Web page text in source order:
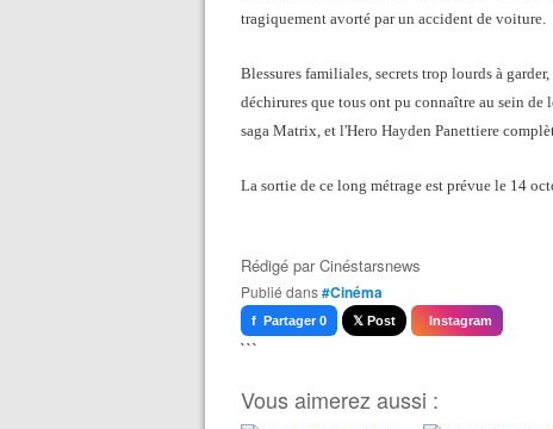
tragiquement avorté par un accident de voiture.
Blessures familiales, secrets trop lourds à
déchirures que tous ont pu connaître au sein
saga Matrix, et l'Hero Hayden Panettiere
La sortie de ce long métrage est prévue le 14
Rédigé parCinéstarsnews
Publié dans#Cinéma
f Partager 0 𝕏 Post Instagram
```
Vous aimerez aussi :